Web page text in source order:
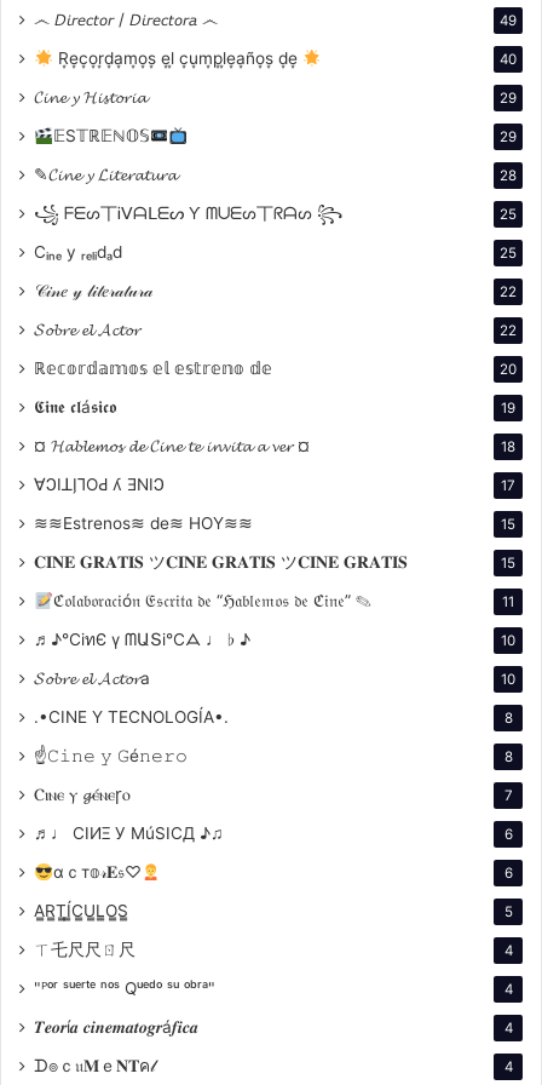
cuestiones existenciales.
Exploración de la Fe
películas que Bergman realizó, las cuales profundizan
en la fe y la condición humana en un mundo marcado
por la desesperanza post-Holocausto y el miedo
nuclear. A través de sus personajes, Bergman plantea
invitando al espectador a confrontar las dudas y
ansiedades sobre un futuro incierto.
Impacto y legado
El impacto fue inmediato y profundo, estableciendo a
Bergman como una figura central en el cine
temas complejos y su lenguaje visual impactante no
solo redefinieron las narrativas cinematográficas, sino
que también situaron al cine en un espacio de respeto
comparable al de otras formas de arte.
෴ 𝘋𝘪𝘳𝘦𝘤𝘵𝘰𝘳 / 𝘋𝘪𝘳𝘦𝘤𝘵𝘰𝘳𝘢 ෴ 49
R͙e͙c͙o͙r͙d͙a͙m͙o͙s͙ e͙l͙ c͙u͙m͙p͙l͙e͙a͙ño͙s͙ d͙e͙ 40
𝓒𝓲𝓷𝓮 𝔂 𝓗𝓲𝓼𝓽𝓸𝓻𝓲𝓪 29
𝔼S𝕋ℝ𝔼ℕ𝕆𝕊 29
✎𝓒𝓲𝓷𝓮 𝔂 𝓛𝓲𝓽𝓮𝓻𝓪𝓽𝓾𝓻𝓪 28
꧁ ᖴᗴᔕ丅Ꭵᐯᗩᒪᗴᔕ Ƴ ᗰᑌᗴᔕ丅ᖇᗩᔕ ꧂ 25
Cᵢₙₑ y ᵣₑₗᵢdₐd 25
𝒞𝒾𝓃𝑒 𝓎 𝓁𝒾𝓉𝑒𝓇𝒶𝓉𝓊𝓇𝒶 22
𝓢𝓸𝓫𝓻𝓮 𝓮𝓵 𝓐𝓬𝓽𝓸𝓻 22
ℝ𝕖𝕔𝕠𝕣𝕕𝕒𝕞𝕠𝕤 𝕖𝕝 𝕖𝕤𝕥𝕣𝕖𝕟𝕠 𝕕𝕖 20
𝕮𝖎𝖓𝖊 𝖈𝖑á𝖘𝖎𝖈𝖔 19
¤ 𝓗𝓪𝓫𝓵𝓮𝓶𝓸𝓼 𝓭𝓮 𝓒𝓲𝓷𝓮 𝓽𝓮 𝓲𝓷𝓿𝓲𝓽𝓪 𝓪 𝓿𝓮𝓻 ¤ 18
∀ϽIꓕI̗⅂OԀ ʎ ƎNIϽ 17
≋≋Estrenos≋ de≋ HOY≋≋ 15
𝐂𝐈𝐍𝐄 𝐆𝐑𝐀𝐓𝐈𝐒 ツ𝐂𝐈𝐍𝐄 𝐆𝐑𝐀𝐓𝐈𝐒 ツ𝐂𝐈𝐍𝐄 𝐆𝐑𝐀𝐓𝐈𝐒 15
ℭ𝔬𝔩𝔞𝔟𝔬𝔯𝔞𝔠𝔦ó𝔫 𝔈𝔰𝔠𝔯𝔦𝔱𝔞 𝔡𝔢 “ℌ𝔞𝔟𝔩𝔢𝔪𝔬𝔰 𝔡𝔢 ℭ𝔦𝔫𝔢” ✎ 11
♬♪℃іทЄ ү ᗰԱՏі℃ᗋ ♩ ♭ ♪ 10
𝓢𝓸𝓫𝓻𝓮 𝓮𝓵 𝓐𝓬𝓽𝓸𝓻a 10
.•CINE Y TECNOLOGÍA•. 8
☝𝙲𝚒𝚗𝚎 𝚢 𝙶é𝚗𝚎𝚛𝚘 8
Ⲥⲓⲛⲉ ⲩ 𝓰ⲉ́ⲛⲉꞅⲟ 7
♬♩ CIИΞ У MúSICД ♪♫ 6
αｃт𝕠𝓇𝐄𝔰♡ 6
A̳R̳T̳Í̳C̳U̳L̳O̳S̳ 5
ㄒ乇尺尺ㄖ尺 4
"ᴾᵒʳ ˢᵘᵉʳᵗᵉ ⁿᵒˢ Qᵘᵉᵈᵒ ˢᵘ ᵒᵇʳᵃ" 4
𝑻𝒆𝒐𝒓í𝒂 𝒄𝒊𝒏𝒆𝒎𝒂𝒕𝒐𝒈𝒓á𝒇𝒊𝒄𝒂 4
ᗪ๏ｃ𝔲𝐌ｅ𝐍𝐓ค𝓁 4